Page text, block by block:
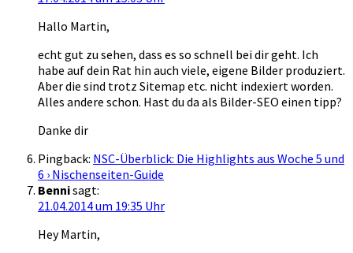
Hallo Martin,
echt gut zu sehen, dass es so schnell bei dir geht. Ich
habe auf dein Rat hin auch viele, eigene Bilder produziert.
Aber die sind trotz Sitemap etc. nicht indexiert worden.
Alles andere schon. Hast du da als Bilder-SEO einen tipp?
Danke dir
Pingback: NSC-Überblick: Die Highlights aus Woche 5 und
6 › Nischenseiten-Guide
Bennisagt:
21.04.2014 um 19:35 Uhr
Hey Martin,